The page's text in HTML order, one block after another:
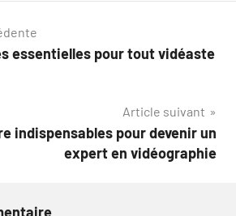
essentielles pour tout vidéaste
Article suivant
indispensables pour devenir un
expert en vidéographie